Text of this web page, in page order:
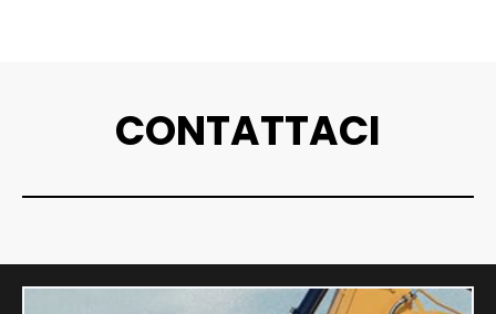
CONTATTACI